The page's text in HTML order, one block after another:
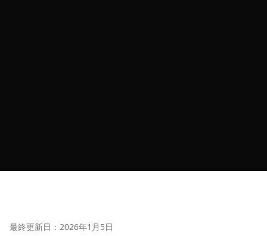
最終更新日：2026年1月5日